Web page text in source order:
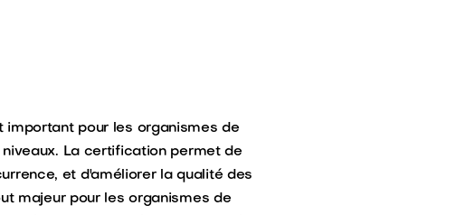
pour les organismes de
La certification permet de
et d'améliorer la qualité des
majeur pour les organismes de